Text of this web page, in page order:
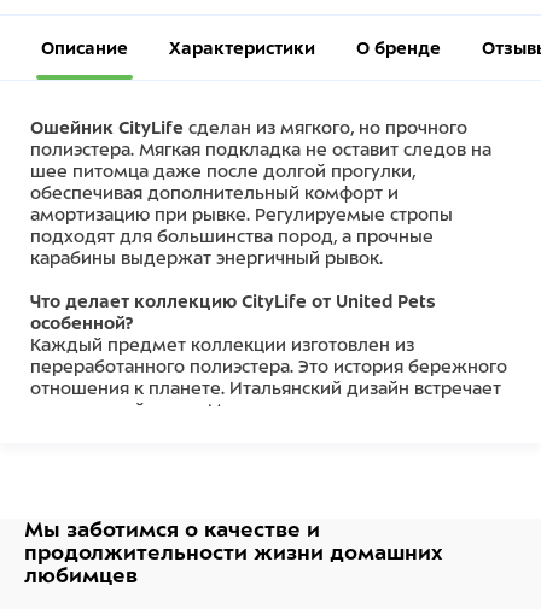
Описание Характеристики О бренде
Ошейник CityLife сделан из мягкого, но прочного
полиэстера. Мягкая подкладка не оставит следов на
шее питомца даже после долгой прогулки,
обеспечивая дополнительный комфорт и
амортизацию при рывке. Регулируемые стропы
подходят для большинства пород, а прочные
карабины выдержат энергичный рывок.
Что делает коллекцию CityLife от United Pets
особенной?
Каждый предмет коллекции изготовлен из
переработанного полиэстера. Это история бережного
отношения к планете. Итальянский дизайн встречает
утилитарный стиль. Минималистичные линии,
сумерках безопасными, а тисненый логотип United
Pets на фурнитуре добавит нотку премиальности
даже к повседневному образу.
Мы заботимся о качестве и
продолжительности жизни домашних
любимцев